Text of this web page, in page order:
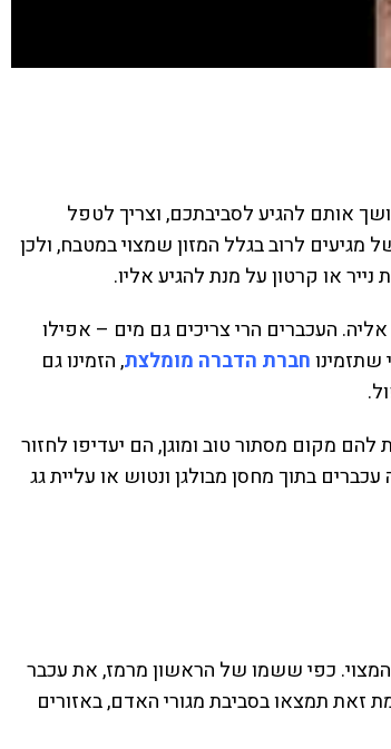
אותם להגיע לסביבתכם, וצריך לטפל
לרוב בגלל המזון שמצוי במטבח, ולכן
או קרטון על מנת להגיע אליו.
העכברים הרי צריכים גם מים – אפילו
חברת הדברה מומלצת, הזמינו גם
מקום מסתור טוב ומוגן, הם יעדיפו לחזור
בתוך מחסן מבולגן ונטוש או עליית גג
השדה והעכבר המצוי. כפי ששמו של הראשון מרמז, את עכבר
זאת תמצאו בסביבת מגורי האדם, באזורים